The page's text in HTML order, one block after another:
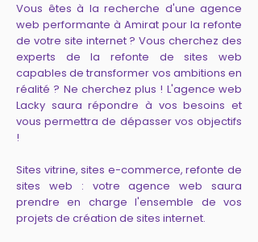
Vous êtes à la recherche d'une agence
web performante à Amirat pour la refonte
de votre site internet ? Vous cherchez des
experts de la refonte de sites web
capables de transformer vos ambitions en
réalité ? Ne cherchez plus ! L'agence web
Lacky saura répondre à vos besoins et
vous permettra de dépasser vos objectifs
!
Sites vitrine, sites e-commerce, refonte de
sites web : votre agence web saura
prendre en charge l'ensemble de vos
projets de création de sites internet.